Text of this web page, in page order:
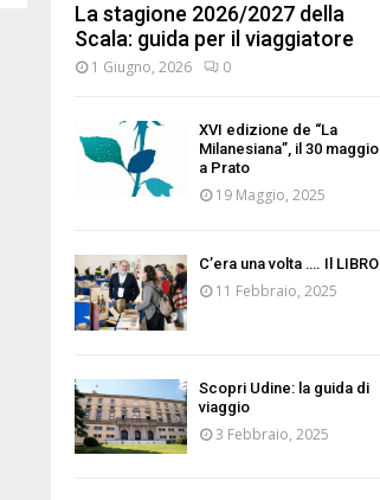
La stagione 2026/2027 della
Scala: guida per il viaggiatore
1 Giugno, 2026 0
XVI edizione de “La
Milanesiana”, il 30 maggio
a Prato
19 Maggio, 2025
C’era una volta …. Il LIBRO
11 Febbraio, 2025
Scopri Udine: la guida di
viaggio
3 Febbraio, 2025